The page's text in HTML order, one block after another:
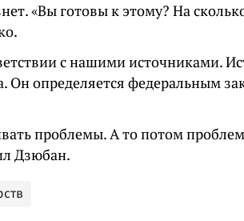
«Вы готовы к этому? На
с нашими источниками.
Он определяется федеральным
проблемы. А то потом
Дзюбан.